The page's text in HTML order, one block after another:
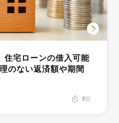
住宅ローンの借入可能
のない返済額や期間
8分